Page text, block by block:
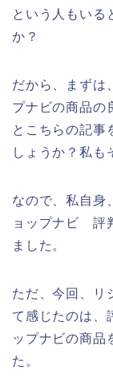
という人もいる
か？
だから、まずは
プナビの商品の
とこちらの記事
しょうか？私も
なので、私自身
ョップナビ 評
ました。
ただ、今回、リ
て感じたのは、
ップナビの商品
た。